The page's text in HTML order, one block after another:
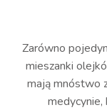
Zarówno
mieszanki
mają mnóstwo